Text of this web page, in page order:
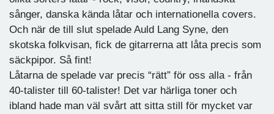
sånger, danska kända låtar och internationella covers.
Och när de till slut spelade Auld Lang Syne, den
skotska folkvisan, fick de gitarrerna att låta precis som
säckpipor. Så fint!
Låtarna de spelade var precis “rätt” för oss alla - från
40-talister till 60-talister! Det var härliga toner och
ibland hade man väl svårt att sitta still för mycket var